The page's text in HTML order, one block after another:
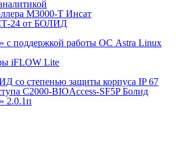
М3000-Т Инсат
24 от БОЛИД
поддержкой работы ОС Astra Linux
iFLOW Lite
со степенью защиты корпуса IP 67
С2000-BIOAccess-SF5P Болид
2.0.1п